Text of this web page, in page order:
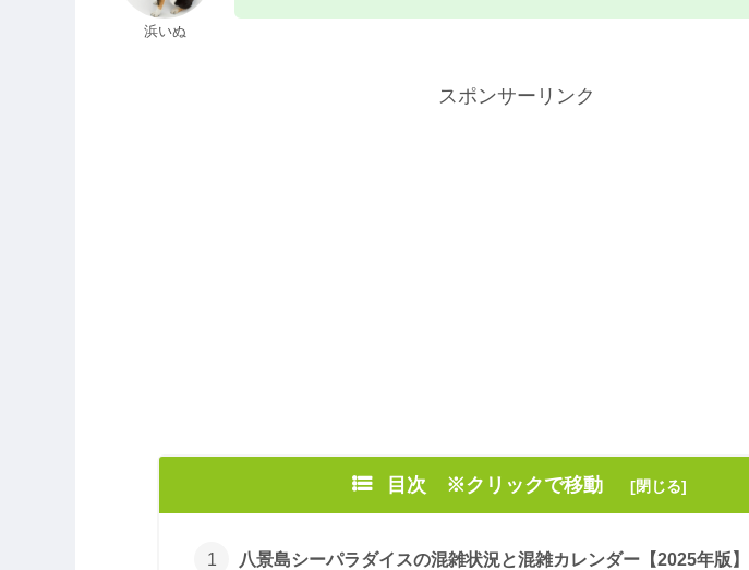
浜いぬ
スポンサーリンク
目次 ※クリックで移動
八景島シーパラダイスの混雑状況と混雑カレンダー【2025年版】